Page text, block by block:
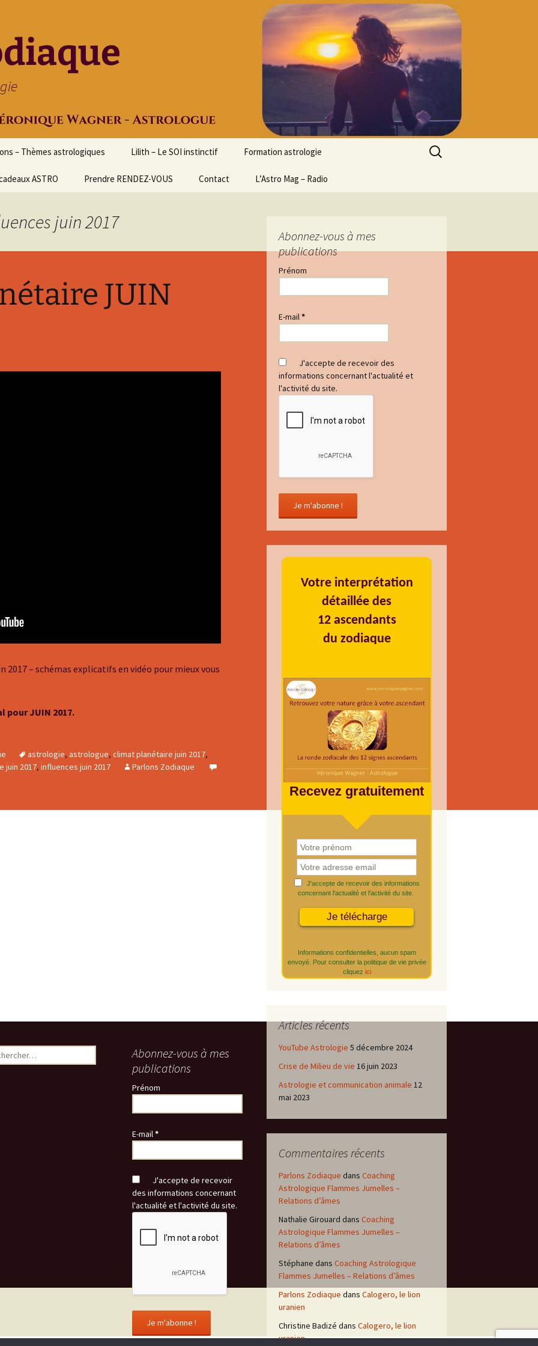
– Thèmes astrologiques Lilith – Le SOI instinctif Formation astrologie
Initiation à l’ASTROLOGIE
Stage découverte
Formation en ligne
Astrologie
ASTRO Prendre RENDEZ-VOUS Contact L’Astro Mag – Radio
Rechercher :
juin 2017
JUIN
2017 – schémas explicatifs en vidéo pour mieux vous
pour JUIN 2017.
astrologie, astrologue, climat planétaire juin 2017,
juin 2017, influences juin 2017
Parlons Zodiaque
Abonnez-vous à mes
publications
Prénom
E-mail*
J'accepte de recevoir des
informations concernant l'actualité et
l'activité du site.
Votre interprétation
détaillée des
12 ascendants
du zodiaque
Recevez gratuitement
J'accepte de recevoir des informations
concernant l'actualité et l'activité du site.
Informations confidentielles, aucun spam
envoyé. Pour consulter la politique de vie privée
cliquez ici
Articles récents
YouTube Astrologie 5 décembre 2024
Crise de Milieu de vie 16 juin 2023
Astrologie et communication animale 12
mai 2023
Commentaires récents
Parlons Zodiaque dans Coaching
Astrologique Flammes Jumelles –
Relations d’âmes
Nathalie Girouard dans Coaching
Astrologique Flammes Jumelles –
Relations d’âmes
Stéphane dans Coaching Astrologique
Flammes Jumelles – Relations d’âmes
Parlons Zodiaque dans Calogero, le lion
uranien
Christine Badizé dans Calogero, le lion
uranien
:
Abonnez-vous à mes
publications
Prénom
E-mail*
J'accepte de recevoir
des informations concernant
l'actualité et l'activité du site.